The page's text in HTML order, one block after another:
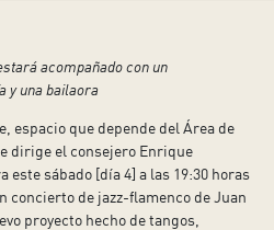
acompañado con un
y una bailaora
espacio que depende del Área de
dirige el consejero Enrique
este sábado [día 4] a las 19:30 horas
concierto de jazz-flamenco de Juan
proyecto hecho de tangos,